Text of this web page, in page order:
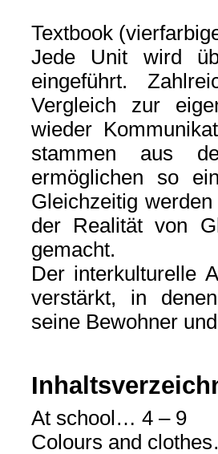
Textbook
Jede Unit wird
eingeführt.
Vergleich zur
wieder
stammen aus
ermöglichen so
Gleichzeitig
der Realität von
gemacht.
Der interkulturelle
verstärkt, in
seine Bewohner
At school… 4 – 9
Colours and